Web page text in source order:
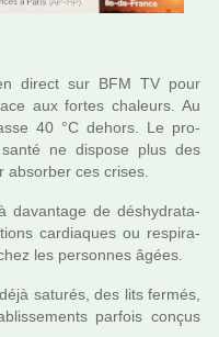
direct sur BFM TV pour
aux fortes cha­leurs. Au
40 °C dehors. Le pro­
ne dis­pose plus des
absor­ber ces crises.
davan­tage de déshy­dra­ta­
car­dia­ques ou res­pi­ra­
les per­son­nes âgées.
satu­rés, des lits fermés,
par­fois conçus